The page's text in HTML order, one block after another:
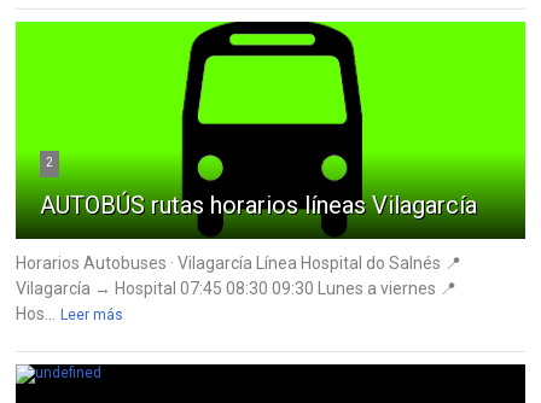
2
AUTOBÚS rutas horarios líneas Vilagarcía
Horarios Autobuses · Vilagarcía Línea Hospital do Salnés 📍
Vilagarcía → Hospital 07:45 08:30 09:30 Lunes a viernes 📍
Hos...
Leer más